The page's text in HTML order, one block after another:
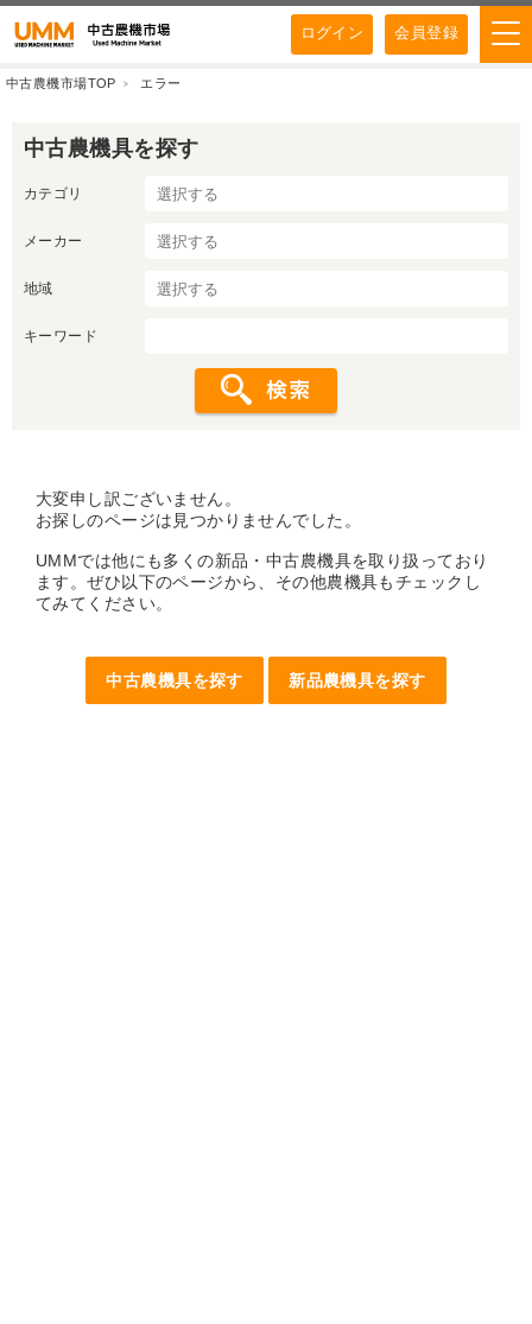
ログイン 会員登録
中古農機市場TOP エラー
中古農機具を探す
カテゴリ
メーカー
地域
キーワード
大変申し訳ございません。
お探しのページは見つかりませんでした。
UMMでは他にも多くの新品・中古農機具を取り扱っており
ます。ぜひ以下のページから、その他農機具もチェックし
てみてください。
中古農機具を探す 新品農機具を探す